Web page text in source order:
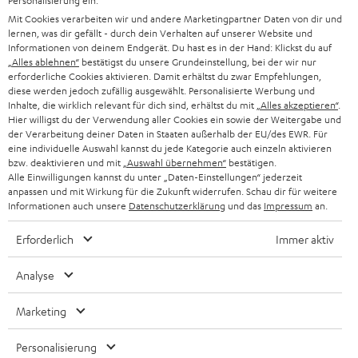
g
SMART HOME
BLUETOOTH-LAUTSPRECHER
KOPFHÖRER
BLUETOOTH-KOPFHÖRER
STEREOANLAGEN
LAUTSPRECHER
ULTIMA-SERIE
IN-EAR-KOPFHÖRER
FANSHOP
NEUHEITEN
PRESSE & MARKETING
GESCHÄFTSKUNDEN
PARTNERPROGRAMM
BLOG
NEWSLETTER
STORES
DEINE VORTEILE BEI TEUFEL
UNSER MANAGEMENT
NACHHALTIGKEIT
UNSERE WERTE
ÖSTERREICH
SCHWEIZ
NIEDERLANDE
BELGIEN
FRANKREICH
POLEN
SPANIEN
ITALIEN
Technische Änderungen, Tippfehler und Irrtum vorbehalten. Das auf unseren
Mit Cookies verarbeiten wir und andere Marketingpartner Daten von dir und
lernen, was dir gefällt - durch dein Verhalten auf unserer Website und
Informationen von deinem Endgerät. Du hast es in der Hand: Klickst du auf
„Alles ablehnen“ bestätigst du unsere Grundeinstellung, bei der wir nur
erforderliche Cookies aktivieren. Damit erhältst du zwar Empfehlungen,
diese werden jedoch zufällig ausgewählt. Personalisierte Werbung und
Inhalte, die wirklich relevant für dich sind, erhältst du mit „Alles akzeptieren“.
Hier willigst du der Verwendung aller Cookies ein sowie der Weitergabe und
der Verarbeitung deiner Daten in Staaten außerhalb der EU/des EWR. Für
eine individuelle Auswahl kannst du jede Kategorie auch einzeln aktivieren
bzw. deaktivieren und mit „Auswahl übernehmen“ bestätigen.
Alle Einwilligungen kannst du unter „Daten-Einstellungen“ jederzeit
anpassen und mit Wirkung für die Zukunft widerrufen. Schau dir für weitere
Informationen auch unsere Datenschutzerklärung und das Impressum an.
Erforderlich Immer aktiv
Analyse
Marketing
Personalisierung